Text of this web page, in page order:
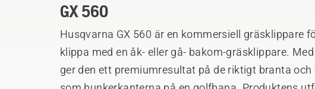
GX 560
Husqvarna GX 560 är en kommersiell gräsklippare
klippa med en åk- eller gå- bakom-gräsklippare.
ger den ett premiumresultat på de riktigt branta